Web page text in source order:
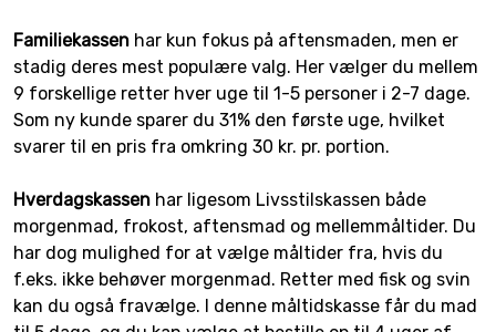
Familiekassen har kun fokus på aftensmaden, men er
stadig deres mest populære valg. Her vælger du mellem
9 forskellige retter hver uge til 1-5 personer i 2-7 dage.
Som ny kunde sparer du 31% den første uge, hvilket
svarer til en pris fra omkring 30 kr. pr. portion.
Hverdagskassen har ligesom Livsstilskassen både
morgenmad, frokost, aftensmad og mellemmåltider. Du
har dog mulighed for at vælge måltider fra, hvis du
f.eks. ikke behøver morgenmad. Retter med fisk og svin
kan du også fravælge. I denne måltidskasse får du mad